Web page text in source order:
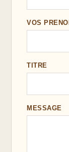
VOS
TITRE
MESSAGE